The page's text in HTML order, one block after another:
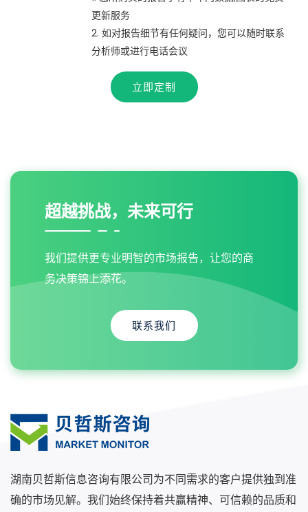
更新服务
2. 如对报告细节有任何疑问，您可以随时联系
分析师或进行电话会议
立即定制
超越挑战，未来可行
我们提供更专业明智的市场报告，让您的商
务决策锦上添花。
联系我们
湖南贝哲斯信息咨询有限公司为不同需求的客户提供独到准
确的市场见解。我们始终保持着共赢精神、可信赖的品质和